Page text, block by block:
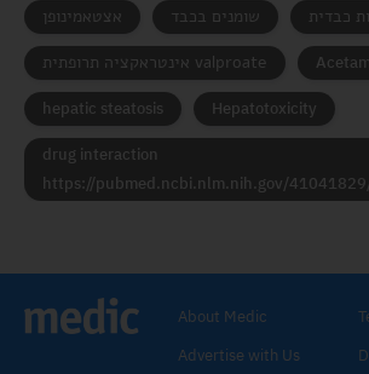
אצטאמינופן
שומנים בכבד
כבדית
אינטראקציה תרופתית valproate
hepatic steatosis Hepatotoxicity
drug interaction
https://pubmed.ncbi.nlm.nih.gov/
About Medic
Advertise with Us